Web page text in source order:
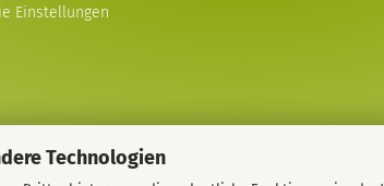
Technologien
Einstellungen